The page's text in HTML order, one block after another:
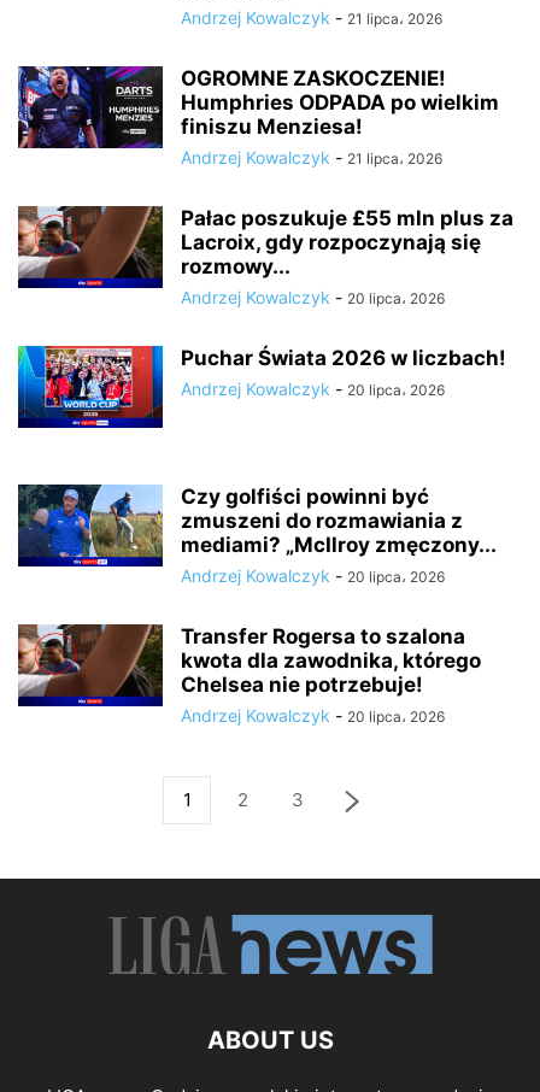
Andrzej Kowalczyk - 21 lipca، 2026
OGROMNE ZASKOCZENIE!
Humphries ODPADA po wielkim
finiszu Menziesa!
Andrzej Kowalczyk - 21 lipca، 2026
Pałac poszukuje £55 mln plus za
Lacroix, gdy rozpoczynają się
rozmowy...
Andrzej Kowalczyk - 20 lipca، 2026
Puchar Świata 2026 w liczbach!
Andrzej Kowalczyk - 20 lipca، 2026
Czy golfiści powinni być
zmuszeni do rozmawiania z
mediami? „McIlroy zmęczony...
Andrzej Kowalczyk - 20 lipca، 2026
Transfer Rogersa to szalona
kwota dla zawodnika, którego
Chelsea nie potrzebuje!
Andrzej Kowalczyk - 20 lipca، 2026
1 2 3
ABOUT US